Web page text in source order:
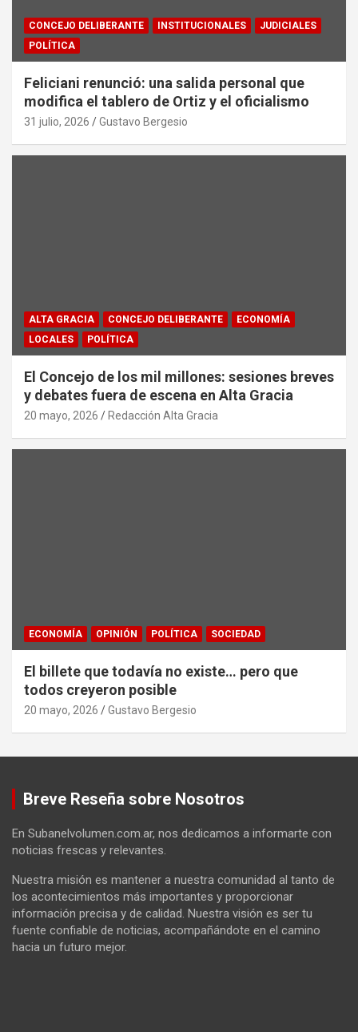
CONCEJO DELIBERANTE INSTITUCIONALES
JUDICIALES
POLÍTICA
Feliciani renunció: una salida personal que
modifica el tablero de Ortiz y el oficialismo
31 julio, 2026 Gustavo Bergesio
ALTA GRACIA CONCEJO DELIBERANTE
ECONOMÍA
LOCALES
POLÍTICA
El Concejo de los mil millones: sesiones breves
y debates fuera de escena en Alta Gracia
20 mayo, 2026 Redacción Alta Gracia
ECONOMÍA OPINIÓN POLÍTICA SOCIEDAD
El billete que todavía no existe… pero que
todos creyeron posible
20 mayo, 2026 Gustavo Bergesio
Breve Reseña sobre Nosotros
En Subanelvolumen.com.ar, nos dedicamos a informarte con
noticias frescas y relevantes.
Nuestra misión es mantener a nuestra comunidad al tanto de
los acontecimientos más importantes y proporcionar
información precisa y de calidad. Nuestra visión es ser tu
fuente confiable de noticias, acompañándote en el camino
hacia un futuro mejor.